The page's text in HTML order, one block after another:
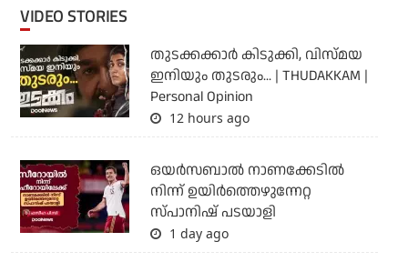
VIDEO STORIES
തുടക്കക്കാര്‍ കിടുക്കി, വിസ്മയ
ഇനിയും തുടരും... | THUDAKKAM |
Personal Opinion
12 hours ago
ഒയര്‍സബാൽ നാണക്കേടിൽ
നിന്ന് ഉയിർത്തെഴുന്നേറ്റ
സ്പാനിഷ് പടയാളി
1 day ago